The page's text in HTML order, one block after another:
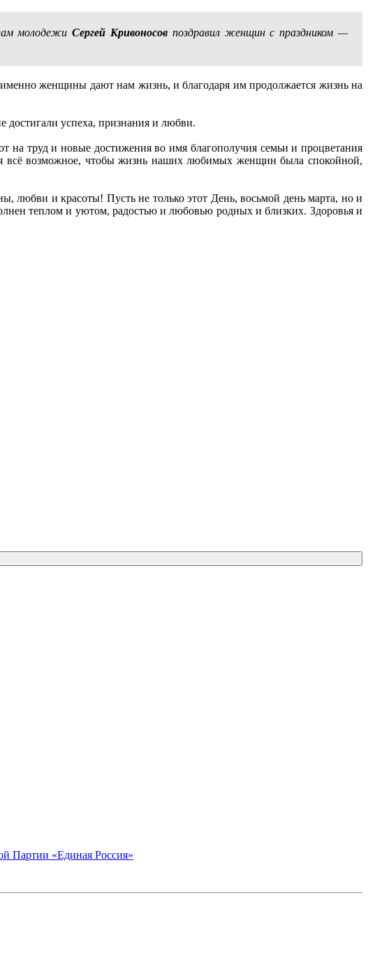
молодежиСергей Кривоносов поздравил женщин с праздником —
женщины дают нам жизнь, и благодаря им продолжается жизнь на
достигали успеха, признания и любви.
на труд и новые достижения во имя благополучия семьи и процветания
всё возможное, чтобы жизнь наших любимых женщин была спокойной,
любви и красоты! Пусть не только этот День, восьмой день марта, но и
теплом и уютом, радостью и любовью родных и близких. Здоровья и